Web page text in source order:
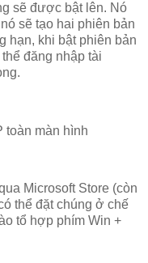
sẽ được bật lên. Nó
sẽ tạo hai phiên bản
hạn, khi bật phiên bản
đăng nhập tài
toàn màn hình
Microsoft Store (còn
thể đặt chúng ở chế
tổ hợp phím Win +